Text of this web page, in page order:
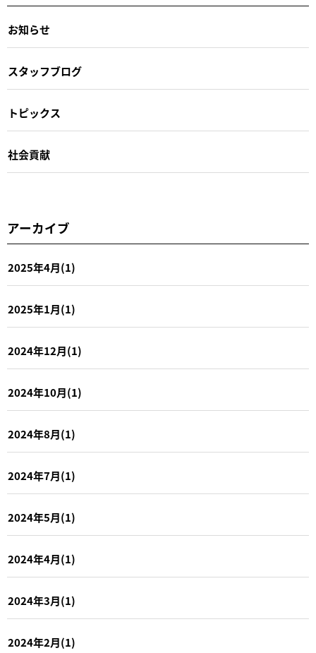
お知らせ
スタッフブログ
トピックス
社会貢献
アーカイブ
2025年4月(1)
2025年1月(1)
2024年12月(1)
2024年10月(1)
2024年8月(1)
2024年7月(1)
2024年5月(1)
2024年4月(1)
2024年3月(1)
2024年2月(1)